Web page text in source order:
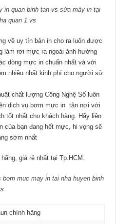
in quan binh tan vssửa máy in tại
quan 1 vs
về uy tín bản in cho ra luôn được
làm rơi mực ra ngoài ảnh hưởng
dòng mực in chuẩn nhất và với
nhiều nhất kinh phí cho người sử
chất lượng Công Nghệ Số luôn
dịch vụ bơm mực in tận nơi với
tốt nhất cho khách hàng. Hãy liên
của bạn đang hết mực, hi vọng sẽ
sớm nhất
giá rẻ nhất tại Tp.HCM.
bom muc may in tai nha huyen binh
chính hãng